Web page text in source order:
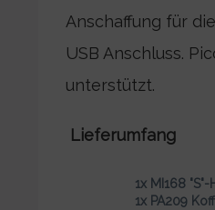
Anschaffung für
USB Anschluss.
unterstützt.
Lieferumfang
1x MI168 "S"-
1x PA209